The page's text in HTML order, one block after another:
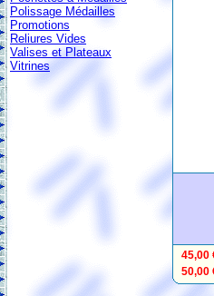
Polissage Médailles
Promotions
Reliures Vides
Valises et Plateaux
Vitrines
45,00
50,00